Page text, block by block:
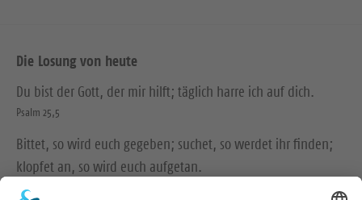
Die Losung von heute
Du bist der Gott, der mir hilft; täglich harre ich auf dich.
Psalm 25,5
Bittet, so wird euch gegeben; suchet, so werdet ihr finden;
klopfet an, so wird euch aufgetan.
Matthäus 7,7